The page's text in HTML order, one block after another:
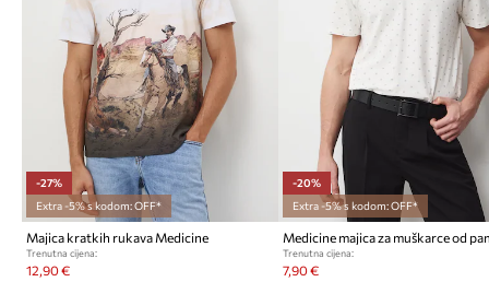
-27%
Extra -5% s kodom: OFF*
Majica kratkih rukava Medicine
Trenutna cijena:
12,90 €
-20%
Extra -5% s kodom: OFF*
Trenutna cijena:
7,90 €